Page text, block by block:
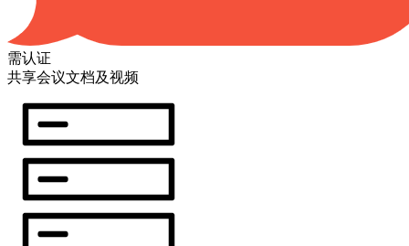
需认证
共享会议文档及视频